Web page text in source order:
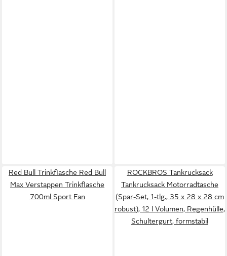
Red Bull Trinkflasche Red Bull
Max Verstappen Trinkflasche
700ml Sport Fan
ROCKBROS Tankrucksack
Tankrucksack Motorradtasche
(Spar-Set, 1-tlg., 35 x 28 x 28 cm
robust), 12 l Volumen, Regenhülle,
Schultergurt, formstabil